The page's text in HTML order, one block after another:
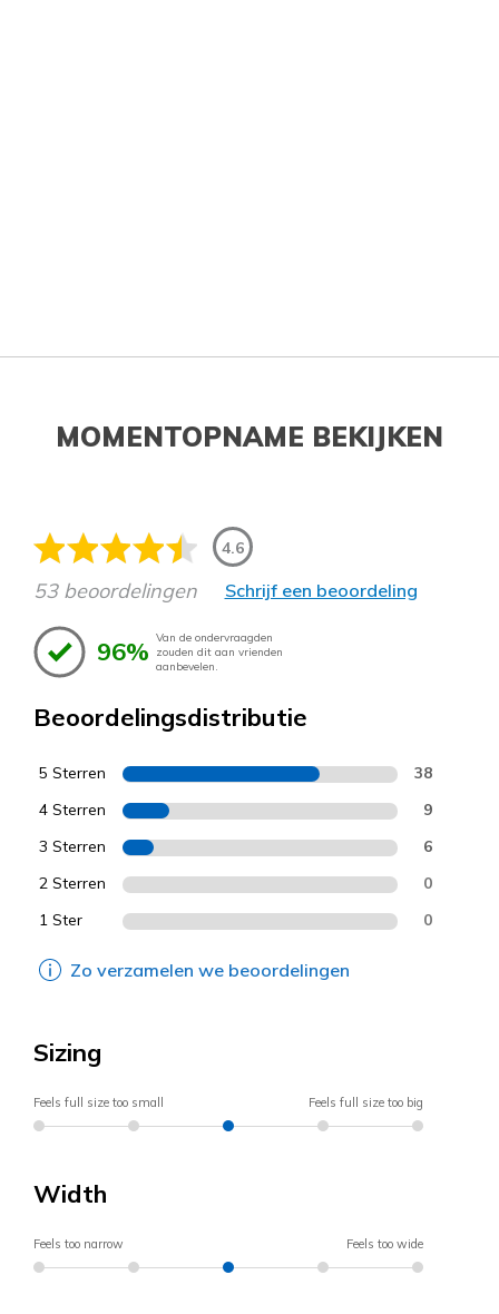
MOMENTOPNAME BEKIJKEN
4.6
53 beoordelingen Schrijf een beoordeling
96% Van de ondervraagden
zouden dit aan vrienden
aanbevelen.
Beoordelingsdistributie
5 Sterren 38
4 Sterren 9
3 Sterren 6
2 Sterren 0
1 Ster 0
Zo verzamelen we beoordelingen
Sizing
Feels full size too small Feels full size too big
Width
Feels too narrow Feels too wide